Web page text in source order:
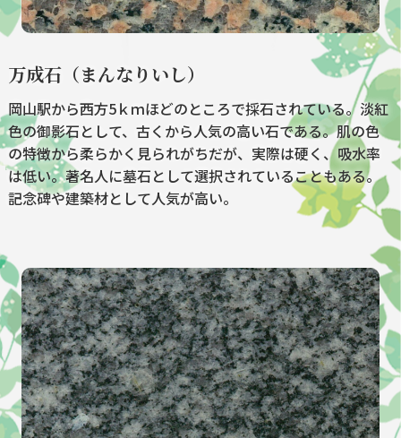
万成石（まんなりいし）
岡山駅から西方5ｋｍほどのところで採石されている。淡紅
色の御影石として、古くから人気の高い石である。肌の色
の特徴から柔らかく見られがちだが、実際は硬く、吸水率
は低い。著名人に墓石として選択されていることもある。
記念碑や建築材として人気が高い。